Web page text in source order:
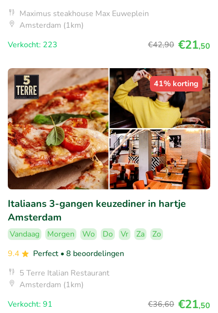
Maximus steakhouse Max Euweplein
Amsterdam (1km)
Verkocht: 223
€42,90 €21,50
41% korting
Italiaans 3-gangen keuzediner in hartje
Amsterdam
Vandaag Morgen Wo Do Vr Za
Zo
9.4
Perfect • 8 beoordelingen
5 Terre Italian Restaurant
Amsterdam (1km)
Verkocht: 91
€36,60 €21,50